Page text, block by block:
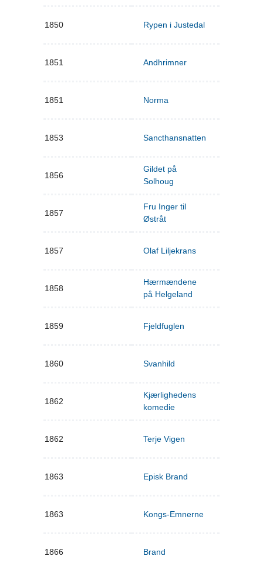
1850 Rypen i Justedal
1851 Andhrimner
1851 Norma
1853 Sancthansnatten
1856
Gildet på
Solhoug
1857
Fru Inger til
Østråt
1857 Olaf Liljekrans
1858
Hærmændene
på Helgeland
1859 Fjeldfuglen
1860 Svanhild
1862
Kjærlighedens
komedie
1862 Terje Vigen
1863 Episk Brand
1863 Kongs-Emnerne
1866 Brand